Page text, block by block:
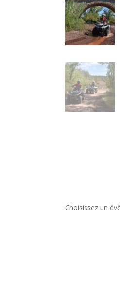
Choisissez un